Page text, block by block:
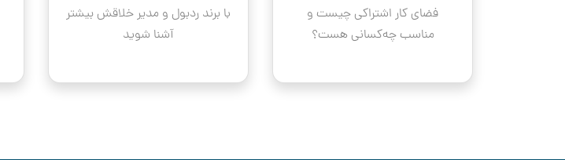
فضای کار اشتراکی چیست و
مناسب چه‌کسانی هست؟
با برند ردبول و مدیر خلاقش بیشتر
آشنا شوید